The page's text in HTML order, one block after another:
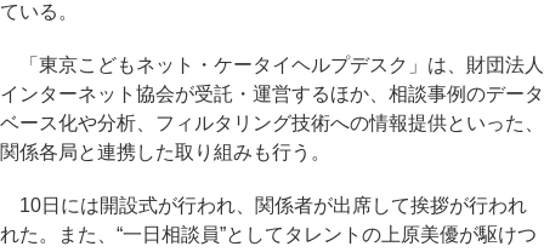
ている。
「東京こどもネット・ケータイヘルプデスク」は、財団法人
インターネット協会が受託・運営するほか、相談事例のデータ
ベース化や分析、フィルタリング技術への情報提供といった、
関係各局と連携した取り組みも行う。
10日には開設式が行われ、関係者が出席して挨拶が行われ
れた。また、“一日相談員”としてタレントの上原美優が駆けつ